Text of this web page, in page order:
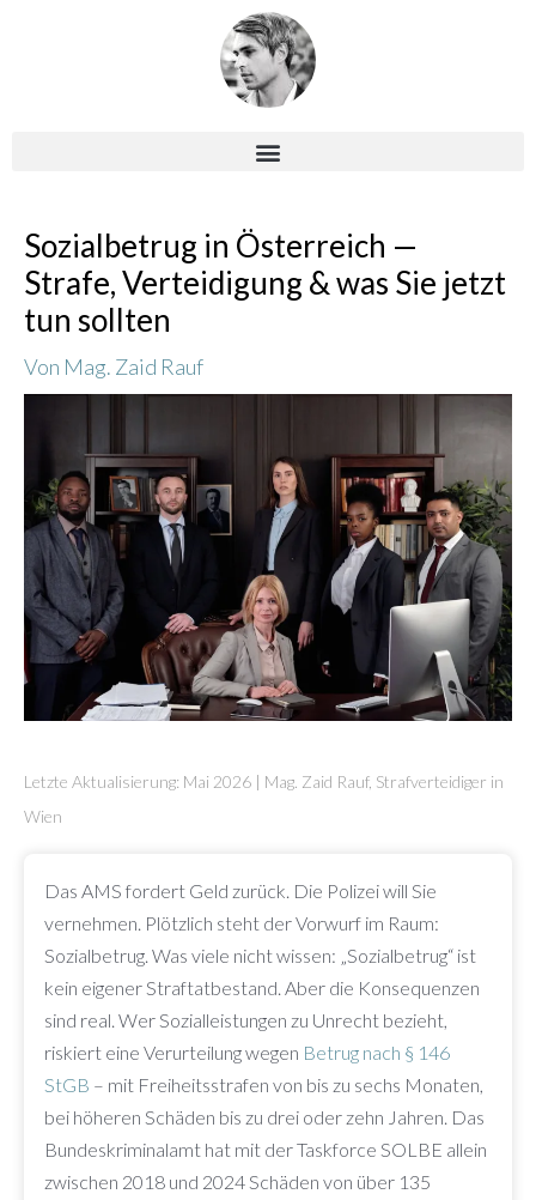
Sozialbetrug in Österreich —
Strafe, Verteidigung & was Sie jetzt
tun sollten
Von Mag. Zaid Rauf
Letzte Aktualisierung: Mai 2026 | Mag. Zaid Rauf, Strafverteidiger in
Wien
Das AMS fordert Geld zurück. Die Polizei will Sie
vernehmen. Plötzlich steht der Vorwurf im Raum:
Sozialbetrug. Was viele nicht wissen: „Sozialbetrug“ ist
kein eigener Straftatbestand. Aber die Konsequenzen
sind real. Wer Sozialleistungen zu Unrecht bezieht,
riskiert eine Verurteilung wegen Betrug nach § 146
StGB – mit Freiheitsstrafen von bis zu sechs Monaten,
bei höheren Schäden bis zu drei oder zehn Jahren. Das
Bundeskriminalamt hat mit der Taskforce SOLBE allein
zwischen 2018 und 2024 Schäden von über 135
navigation